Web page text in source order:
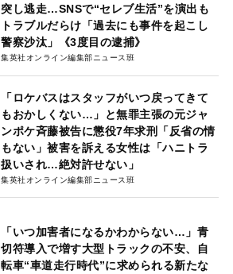
突し逃走…SNSで“セレブ生活”を演出も
トラブルだらけ「過去にも事件を起こし
警察沙汰」《3度目の逮捕》
集英社オンライン編集部ニュース班
「ロケバスはスタッフがいつ戻ってきて
もおかしくない…」と無罪主張の元ジャ
ンポケ斉藤被告に懲役7年求刑「反省の情
もない」被害を訴える女性は「ハニトラ
扱いされ…絶対許せない」
集英社オンライン編集部ニュース班
「いつ加害者になるかわからない…」青
切符導入で増す大型トラックの不安、自
転車“車道走行時代”に求められる新たな